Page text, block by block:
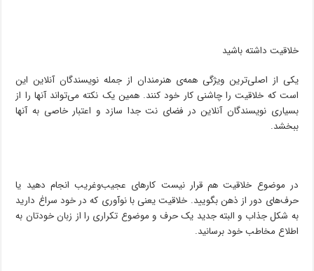
خلاقیت داشته باشید
یکی از اصلی‌ترین ویژگی همه‌ی هنرمندان از جمله نویسندگان آنلاین این
است که خلاقیت را چاشنی کار خود کنند. همین یک نکته می‌تواند آنها را از
بسیاری نویسندگان آنلاین در فضای نت جدا سازد و اعتبار خاصی به آنها
ببخشد.
در موضوع خلاقیت هم قرار نیست کارهای عجیب‌و‌غریب انجام دهید یا
حرف‌های دور از ذهن بگویید. خلاقیت یعنی با نوآوری که در خود سراغ دارید
به شکل جذاب و البته جدید یک حرف و موضوع تکراری را از زبان خودتان به
اطلاع مخاطب خود برسانید.